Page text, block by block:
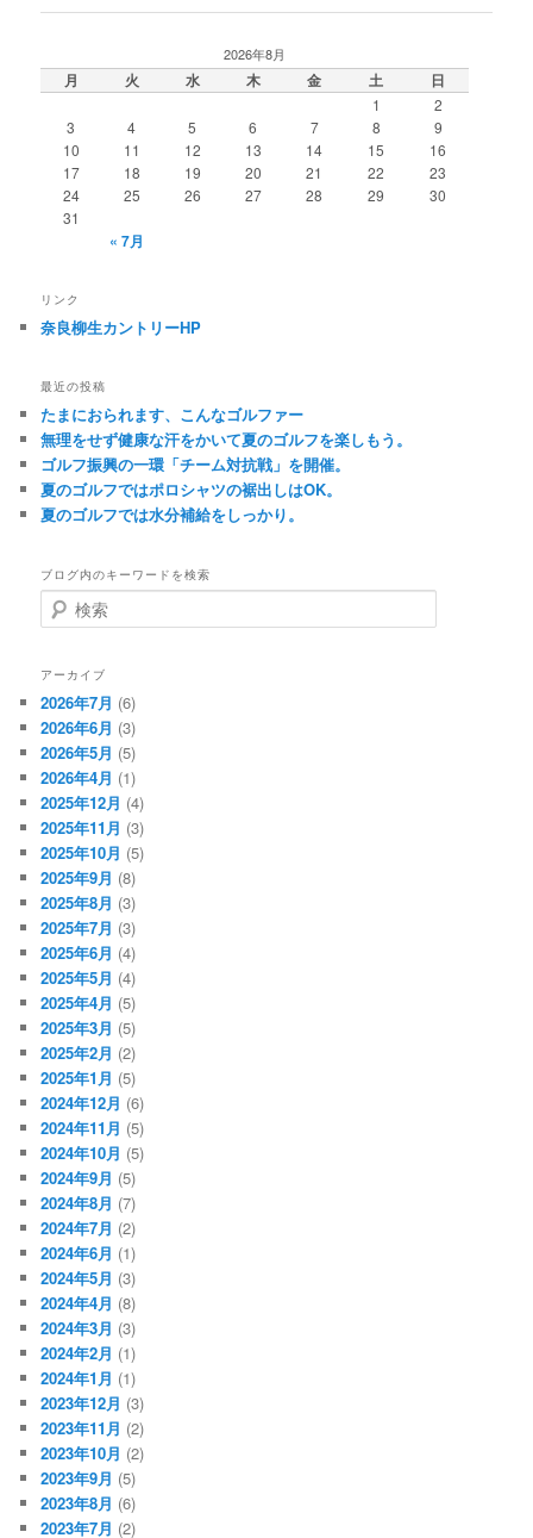
2026年8月
月 火 水 木 金 土 日
1
2
3
4 5 6 7 8
9
10
11 12 13 14 15
16
17
18 19 20 21 22
23
24
25 26 27 28 29
30
31
« 7月
リンク
奈良柳生カントリーHP
最近の投稿
たまにおられます、こんなゴルファー
無理をせず健康な汗をかいて夏のゴルフを楽しもう。
ゴルフ振興の一環「チーム対抗戦」を開催。
夏のゴルフではポロシャツの裾出しはOK。
夏のゴルフでは水分補給をしっかり。
ブログ内のキーワードを検索
検
索
アーカイブ
2026年7月 (6)
2026年6月 (3)
2026年5月 (5)
2026年4月 (1)
2025年12月 (4)
2025年11月 (3)
2025年10月 (5)
2025年9月 (8)
2025年8月 (3)
2025年7月 (3)
2025年6月 (4)
2025年5月 (4)
2025年4月 (5)
2025年3月 (5)
2025年2月 (2)
2025年1月 (5)
2024年12月 (6)
2024年11月 (5)
2024年10月 (5)
2024年9月 (5)
2024年8月 (7)
2024年7月 (2)
2024年6月 (1)
2024年5月 (3)
2024年4月 (8)
2024年3月 (3)
2024年2月 (1)
2024年1月 (1)
2023年12月 (3)
2023年11月 (2)
2023年10月 (2)
2023年9月 (5)
2023年8月 (6)
2023年7月 (2)